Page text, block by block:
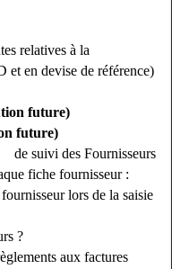
relatives à la
et en devise de référence)
future)
future)
de suivi des Fournisseurs
fiche fournisseur :
lors de la saisie
?
aux factures